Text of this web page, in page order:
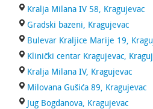
Kralja Milana IV 58, Kragujevac
Gradski bazeni, Kragujevac
Bulevar Kraljice Marije 19,
Klinički centar Kragujevac,
Kralja Milana IV, Kragujevac
Milovana Gušića 89, Kragujevac
Jug Bogdanova, Kragujevac